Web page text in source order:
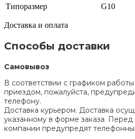
Типоразмер
G10
Доставка и оплата
Способы доставки
Самовывоз
В соответствии с графиком
приездом, пожалуйста,
телефону.
Доставка курьером. Доставка
указанному в форме заказа.
компании предупредят